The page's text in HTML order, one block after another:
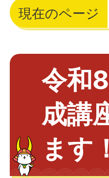
現在のページ
令和
成講
ます！